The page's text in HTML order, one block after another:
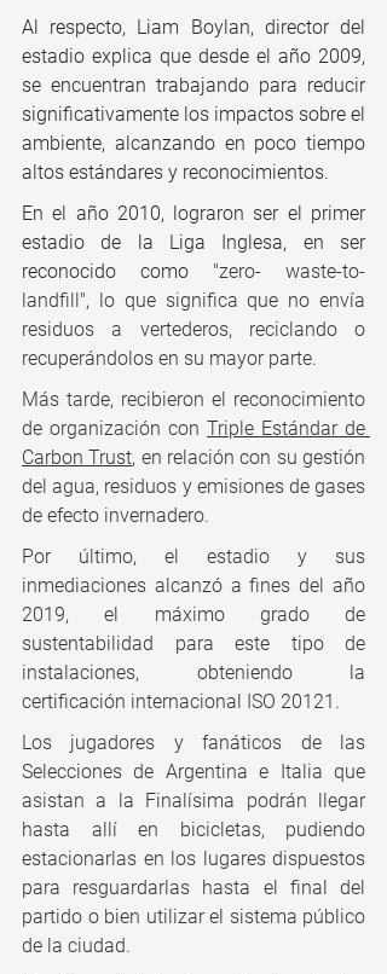
Al respecto, Liam Boylan, director del
estadio explica que desde el año 2009,
se encuentran trabajando para reducir
significativamente los impactos sobre el
ambiente, alcanzando en poco tiempo
altos estándares y reconocimientos.
En el año 2010, lograron ser el primer
estadio de la Liga Inglesa, en ser
reconocido como "zero- waste-to-
landfill", lo que significa que no envía
residuos a vertederos, reciclando o
recuperándolos en su mayor parte.
Más tarde, recibieron el reconocimiento
de organización con Triple Estándar de
Carbon Trust, en relación con su gestión
del agua, residuos y emisiones de gases
de efecto invernadero.
Por último, el estadio y sus
inmediaciones alcanzó a fines del año
2019, el máximo grado de
sustentabilidad para este tipo de
instalaciones, obteniendo la
certificación internacional ISO 20121.
Los jugadores y fanáticos de las
Selecciones de Argentina e Italia que
asistan a la Finalísima podrán llegar
hasta allí en bicicletas, pudiendo
estacionarlas en los lugares dispuestos
para resguardarlas hasta el final del
partido o bien utilizar el sistema público
de la ciudad.